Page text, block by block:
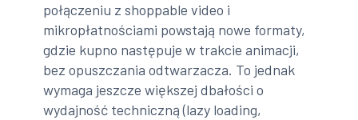
połączeniu z shoppable video i
mikropłatnościami powstają nowe formaty,
gdzie kupno następuje w trakcie animacji,
bez opuszczania odtwarzacza. To jednak
wymaga jeszcze większej dbałości o
wydajność techniczną (lazy loading,